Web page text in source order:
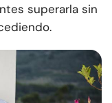
superarla sin